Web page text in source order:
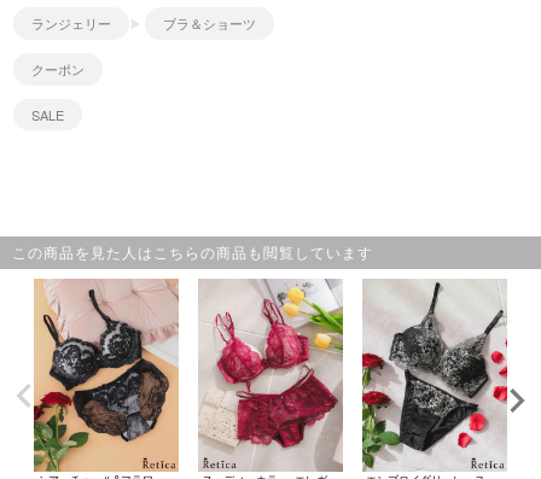
ランジェリー ブラ＆ショーツ
クーポン
SALE
この商品を見た人はこちらの商品も閲覧しています